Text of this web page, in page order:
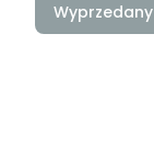
Wyprzedany